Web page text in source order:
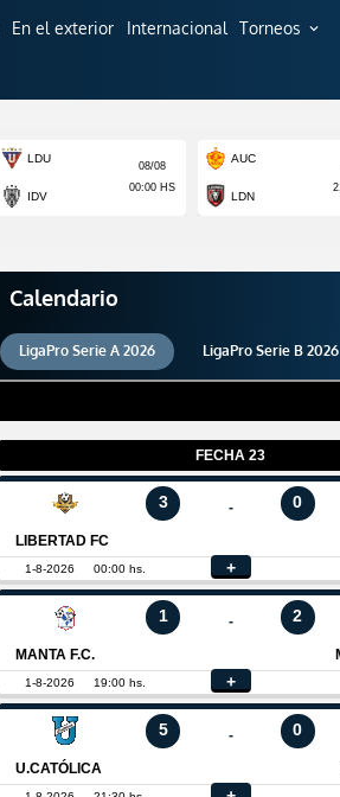
En el exterior Internacional Torneos expand_more
Calendario
LigaPro Serie A 2026 LigaPro Serie B 2026